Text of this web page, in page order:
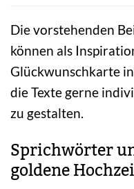
Die vorstehenden
können als
Glückwunschkarte
die Texte gerne
zu gestalten.
Sprichwörter
goldene